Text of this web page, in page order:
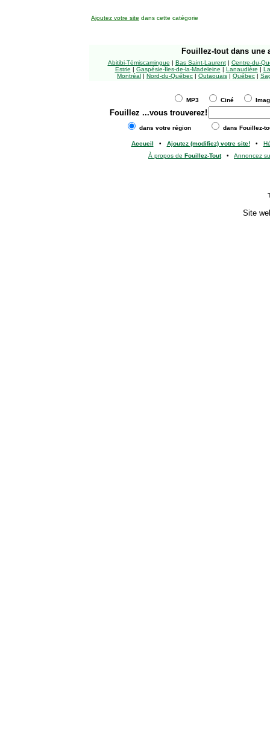
Ajoutez votre site dans cette catégorie
Fouillez-tout dans une
Abitibi-Témiscamingue | Bas Saint-Laurent| Centre-du-
Estrie | Gaspésie-Îles-de-la-Madeleine | Lanaudière |
Montréal | Nord-du-Québec | Outaouais | Québec |
MP3 Ciné
Fouillez ...vous trouverez!
dans votre région dans Fouillez-
Accueil • Ajoutez (modifiez) votre site!•
À propos de Fouillez-Tout• Annoncez
Site